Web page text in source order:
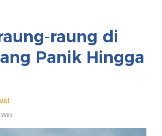
raung di
Panik Hingga